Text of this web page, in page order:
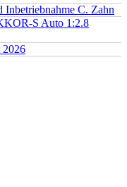
C. Zahn
S Auto 1:2.8
2026